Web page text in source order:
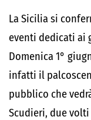
La Sicilia si
eventi dedicati ai
Domenica 1°
infatti il
pubblico che
Scudieri, due